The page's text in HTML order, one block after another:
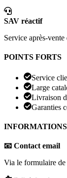
SAV réactif
Service après-
POINTS FORTS
Service
Large
Livraison
Garanties
📧 Contact email
Via le formulaire de